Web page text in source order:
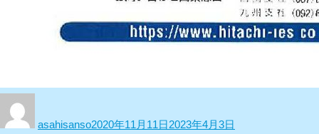
稿
asahisanso稿
2020年11月11日2023年4月3日